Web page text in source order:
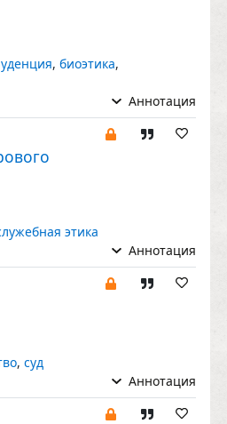
, биоэтика,
Аннотация
этика
Аннотация
, суд
Аннотация